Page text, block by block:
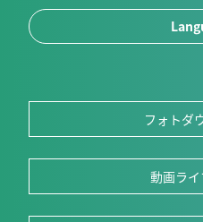
フォトダ
動画ラ